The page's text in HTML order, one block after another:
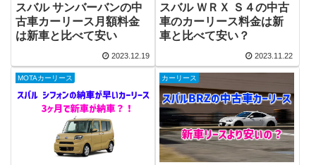
スバル サンバーバンの中
古車カーリース月額料金
は新車と比べて安い
2023.12.19
スバル ＷＲＸ Ｓ４の中古
車のカーリース料金は新
車と比べて安い？
2023.11.22
MOTAカーリース カーリース